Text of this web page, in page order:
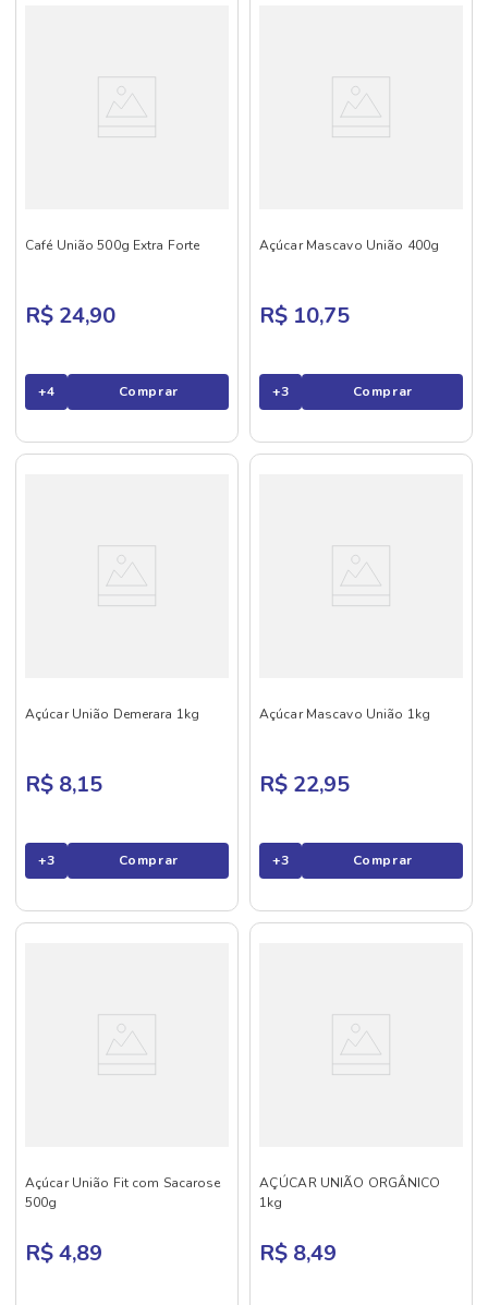
Café União 500g Extra Forte
R$ 24,90
+4 Comprar
Açúcar Mascavo União 400g
R$ 10,75
+3 Comprar
Açúcar União Demerara 1kg
R$ 8,15
+3 Comprar
Açúcar Mascavo União 1kg
R$ 22,95
+3 Comprar
Açúcar União Fit com Sacarose
500g
R$ 4,89
AÇÚCAR UNIÃO ORGÂNICO
1kg
R$ 8,49